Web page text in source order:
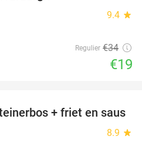
9.4 star
Regulier €34
€19
37%
+ friet en saus
8.9 star